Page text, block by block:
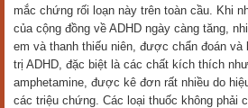
mắc chứng rối loạn này trên toàn cầu. Khi
của cộng đồng về ADHD ngày càng tăng,
em và thanh thiếu niên, được chẩn đoán và
trị ADHD, đặc biệt là các chất kích thích
amphetamine, được kê đơn rất nhiều do
các triệu chứng. Các loại thuốc không phải